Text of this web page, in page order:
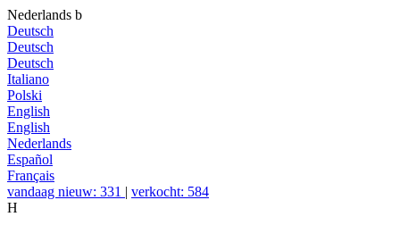
Nederlands b
Deutsch
Deutsch
Deutsch
Italiano
Polski
English
English
Nederlands
Español
Français
vandaag nieuw: 331 | verkocht: 584
H